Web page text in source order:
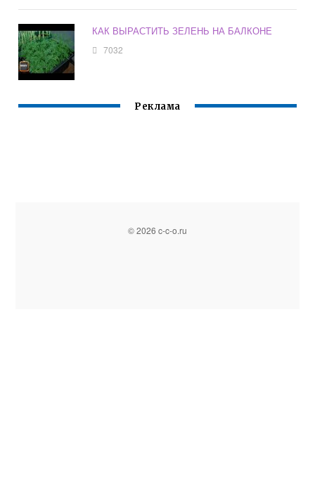
КАК ВЫРАСТИТЬ ЗЕЛЕНЬ НА БАЛКОНЕ
7032
Реклама
© 2026 c-c-o.ru